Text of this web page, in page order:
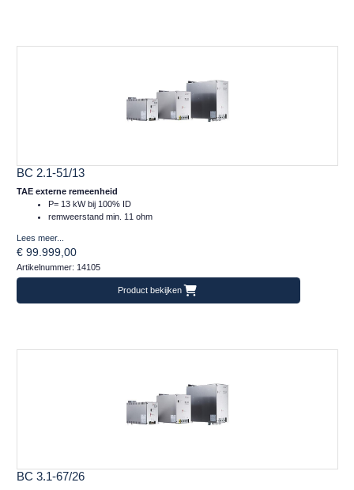
BC 2.1-51/13
TAE externe remeenheid
P= 13 kW bij 100% ID
remweerstand min. 11 ohm
Lees meer...
€ 99.999,00
Artikelnummer: 14105
Product bekijken
BC 3.1-67/26